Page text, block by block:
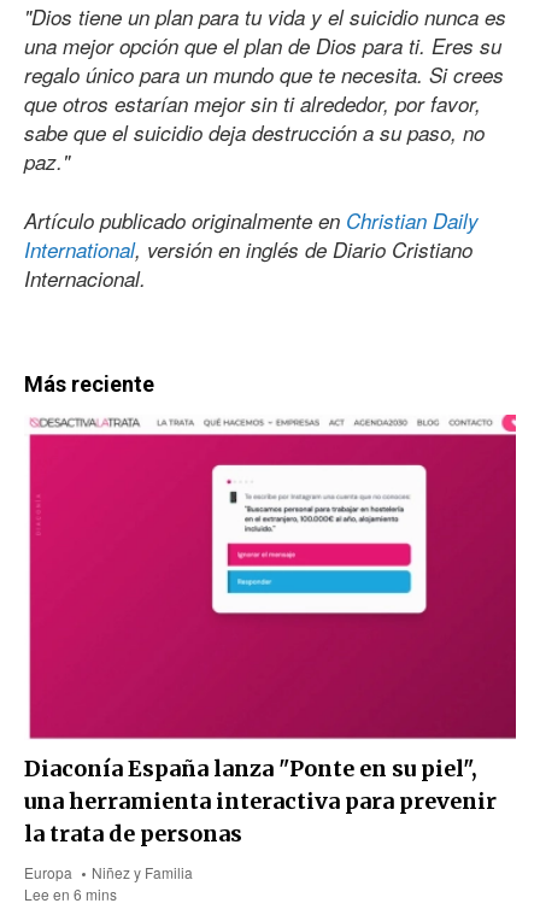
"Dios tiene un plan para tu vida y el suicidio nunca es
una mejor opción que el plan de Dios para ti. Eres su
regalo único para un mundo que te necesita. Si crees
que otros estarían mejor sin ti alrededor, por favor,
sabe que el suicidio deja destrucción a su paso, no
paz."
Artículo publicado originalmente en Christian Daily
International, versión en inglés de Diario Cristiano
Internacional.
Más reciente
Diaconía España lanza "Ponte en su piel",
una herramienta interactiva para prevenir
la trata de personas
Europa
Niñez y Familia
Lee en 6 mins